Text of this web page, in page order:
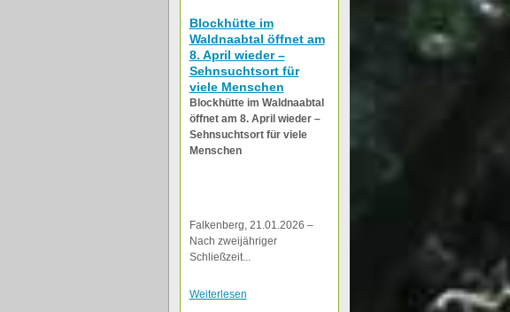
Blockhütte im
Waldnaabtal öffnet am
8. April wieder –
Sehnsuchtsort für
viele Menschen
Blockhütte im Waldnaabtal
öffnet am 8. April wieder –
Sehnsuchtsort für viele
Menschen
Falkenberg, 21.01.2026 –
Nach zweijähriger
Schließzeit...
Weiterlesen